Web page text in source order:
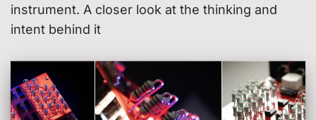
instrument. A closer look at the thinking and
intent behind it